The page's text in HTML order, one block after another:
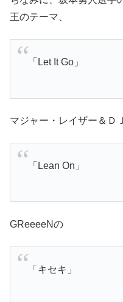
王のテーマ、
「Let It Go」
マジャー・レイザー＆Ｄ
「Lean On」
GReeeeNの
「キセキ」